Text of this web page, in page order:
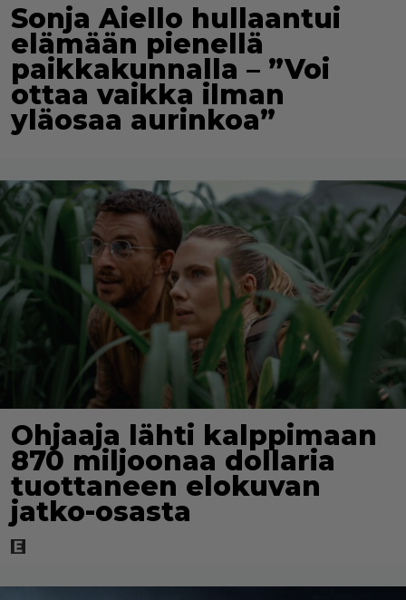
Sonja Aiello hullaantui
elämään pienellä
paikkakunnalla – ”Voi
ottaa vaikka ilman
yläosaa aurinkoa”
Ohjaaja lähti kalppimaan
870 miljoonaa dollaria
tuottaneen elokuvan
jatko-osasta